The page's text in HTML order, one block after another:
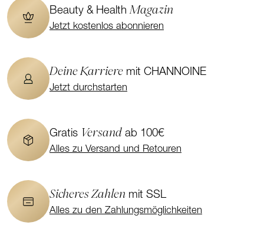
Beauty & HealthMagazin
Jetzt kostenlos abonnieren
Deine Karriere mit CHANNOINE
Jetzt durchstarten
Gratis Versand ab 100€
Alles zu Versand und Retouren
Sicheres Zahlen mit SSL
Alles zu den Zahlungsmöglichkeiten